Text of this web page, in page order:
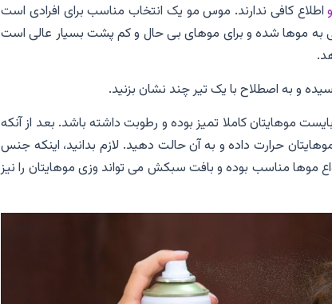
اطلاع کافی ندارند. موس مو یک انتخاب مناسب برای افرادی است
موها شده و برای موهای بی حال و کم پشت بسیار عالی است
و به اصطلاح با یک تیر چند نشان بزنید.
موهایتان کاملا تمیز بوده و رطوبت داشته باشد. بعد از آنکه
حرارت داده و به آن حالت دهید. لازم بدانید، اینکه جنس
مناسب بوده و بافت سبکش می تواند وزی موهایتان را نیز